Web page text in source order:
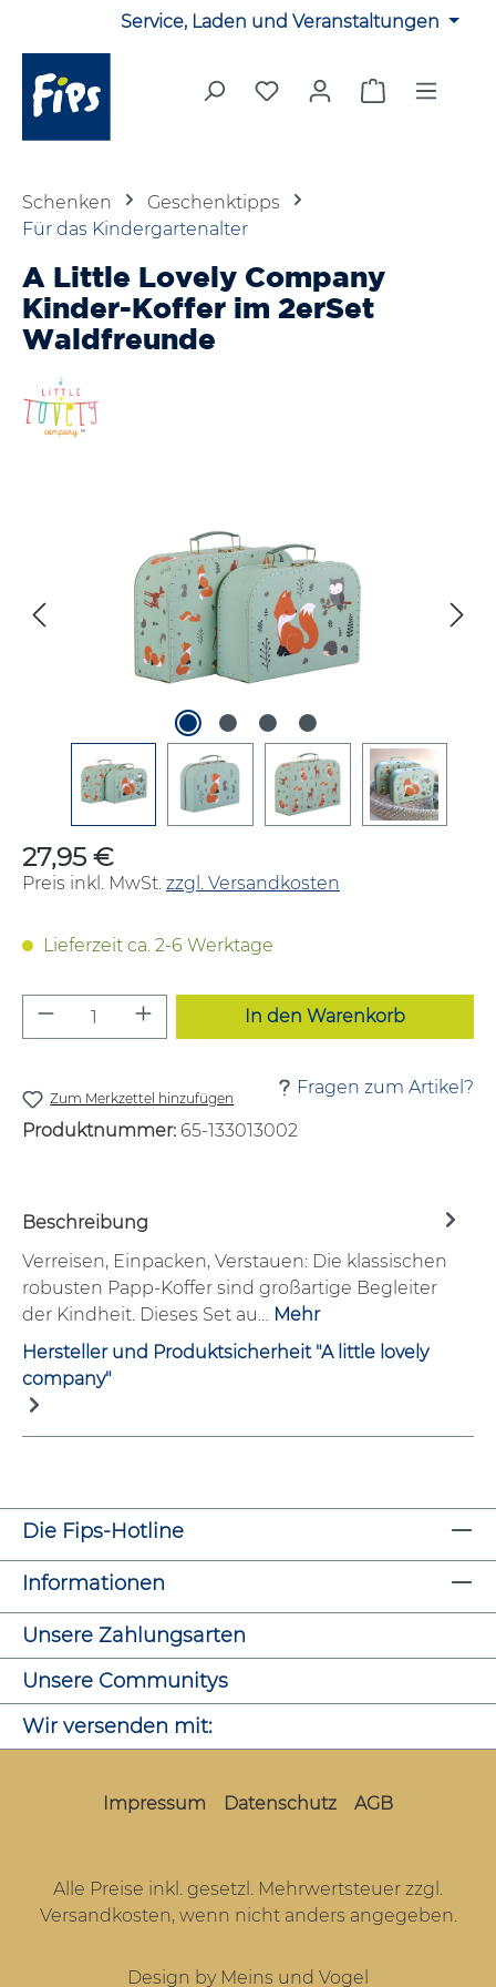
Zum Hauptinhalt springenService, Laden und Veranstaltungen
Du hast 0 Produkte auf
Warenkorb
Schenken
Geschenktipps
Für das Kindergartenalter
A Little Lovely Company
Kinder-Koffer im 2erSet
Waldfreunde
Regulärer Preis:
27,95 €
Preis inkl. MwSt. zzgl. Versandkosten
Lieferzeit ca. 2-6 Werktage
Produkt Anzahl: Gib den
In den Warenkorb
Zum Merkzettel hinzufügen
Fragen zum Artikel?
Produktnummer: 65-133013002
Beschreibung
Verreisen, Einpacken, Verstauen: Die klassischen
robusten Papp-Koffer sind großartige Begleiter
der Kindheit. Dieses Set au… Mehr
Hersteller und Produktsicherheit "A little lovely
company"
Die Fips-Hotline
Informationen
Unsere Zahlungsarten
Unsere Communitys
Wir versenden mit:
Impressum Datenschutz AGB
Alle Preise inkl. gesetzl. Mehrwertsteuer zzgl.
Versandkosten, wenn nicht anders angegeben.
Design by Meins und Vogel